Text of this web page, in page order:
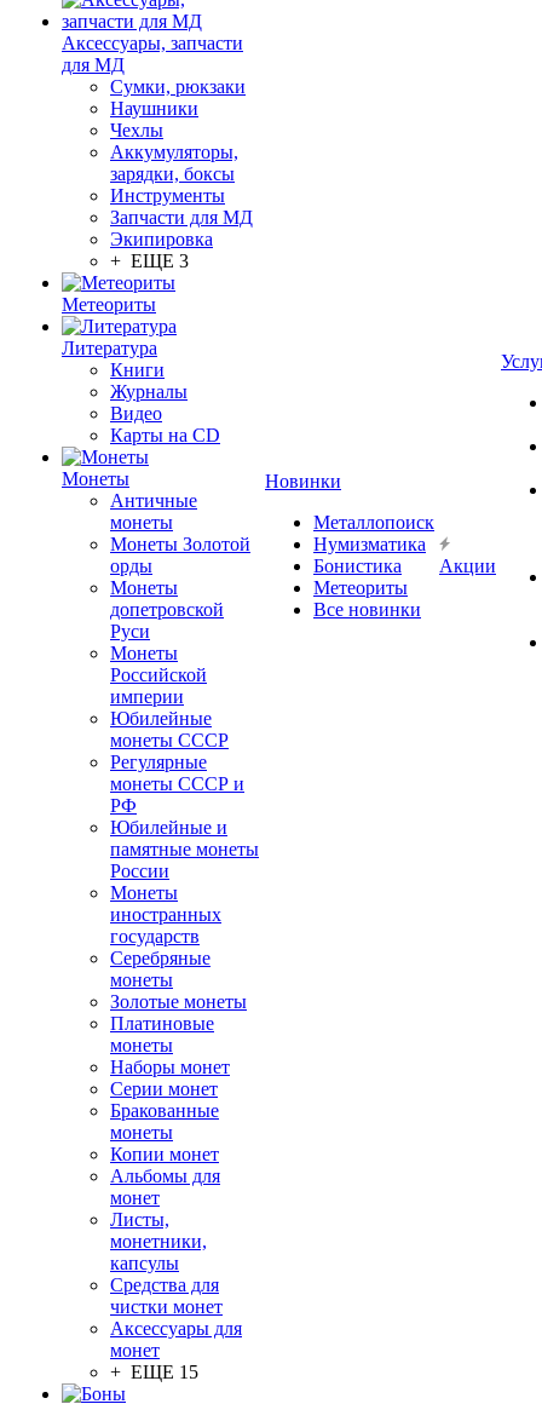
Аксессуары, запчасти
для МД
Сумки, рюкзаки
Наушники
Чехлы
Аккумуляторы,
зарядки, боксы
Инструменты
Запчасти для МД
Экипировка
+ ЕЩЕ 3
Метеориты
Литература
Книги
Журналы
Видео
Карты на CD
Монеты
Античные
монеты
Монеты Золотой
орды
Монеты
допетровской
Руси
Монеты
Российской
империи
Юбилейные
монеты СССР
Регулярные
монеты СССР и
РФ
Юбилейные и
памятные монеты
России
Монеты
иностранных
государств
Серебряные
монеты
Золотые монеты
Платиновые
монеты
Наборы монет
Серии монет
Бракованные
монеты
Копии монет
Альбомы для
монет
Листы,
монетники,
капсулы
Средства для
чистки монет
Аксессуары для
монет
+ ЕЩЕ 15
Новинки
Металлопоиск
Нумизматика
Бонистика
Метеориты
Все новинки
Акции